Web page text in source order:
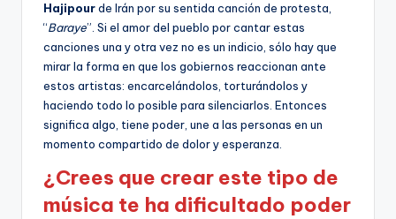
Hajipourde Irán por su sentida canción de protesta,
“Baraye”. Si el amor del pueblo por cantar estas
canciones una y otra vez no es un indicio, sólo hay que
mirar la forma en que los gobiernos reaccionan ante
estos artistas: encarcelándolos, torturándolos y
haciendo todo lo posible para silenciarlos. Entonces
significa algo, tiene poder, une a las personas en un
momento compartido de dolor y esperanza.
¿Crees que crear este tipo de
música te ha dificultado poder